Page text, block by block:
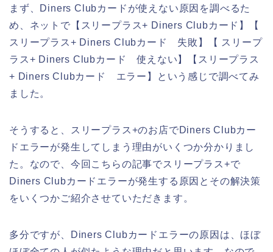
まず、Diners Clubカードが使えない原因を調べるた
め、ネットで【スリープラス+ Diners Clubカード】【
スリープラス+ Diners Clubカード 失敗】【 スリープ
ラス+ Diners Clubカード 使えない】【スリープラス
+ Diners Clubカード エラー】という感じで調べてみ
ました。
そうすると、スリープラス+のお店でDiners Clubカー
ドエラーが発生してしまう理由がいくつか分かりまし
た。なので、今回こちらの記事でスリープラス+で
Diners Clubカードエラーが発生する原因とその解決策
をいくつかご紹介させていただきます。
多分ですが、Diners Clubカードエラーの原因は、ほぼ